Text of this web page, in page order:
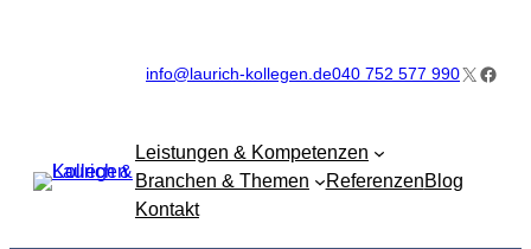
info@laurich-kollegen.de040 752 577 990X
Leistungen & Kompetenzen
Branchen & Themen
ReferenzenBlog
Kontakt